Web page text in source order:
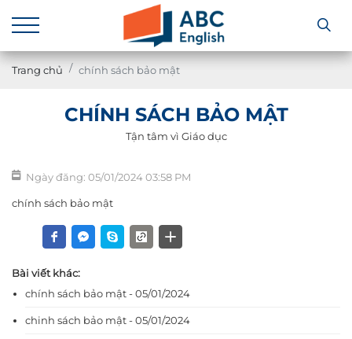
Trang chủ chính sách bảo mật
CHÍNH SÁCH BẢO MẬT
Tận tâm vì Giáo dục
Ngày đăng: 05/01/2024 03:58 PM
chính sách bảo mật
Bài viết khác:
chính sách bảo mật - 05/01/2024
chinh sách bảo mật - 05/01/2024